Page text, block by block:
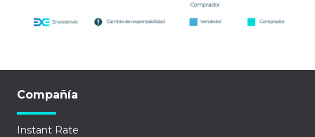
Compañía
Instant Rate